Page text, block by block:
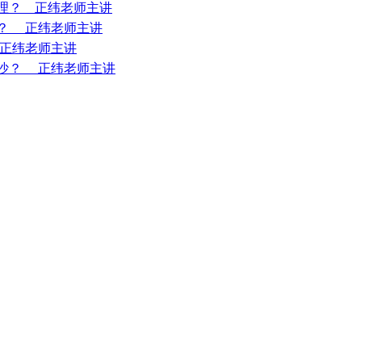
？ 正纬老师主讲
？ 正纬老师主讲
纬老师主讲
沙？ 正纬老师主讲